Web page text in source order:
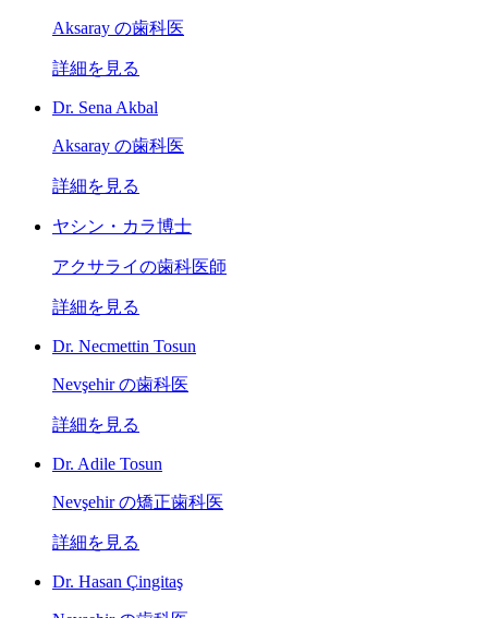
Aksaray の歯科医
詳細を見る
Dr. Sena Akbal
Aksaray の歯科医
詳細を見る
ヤシン・カラ博士
アクサライの歯科医師
詳細を見る
Dr. Necmettin Tosun
Nevşehir の歯科医
詳細を見る
Dr. Adile Tosun
Nevşehir の矯正歯科医
詳細を見る
Dr. Hasan Çingitaş